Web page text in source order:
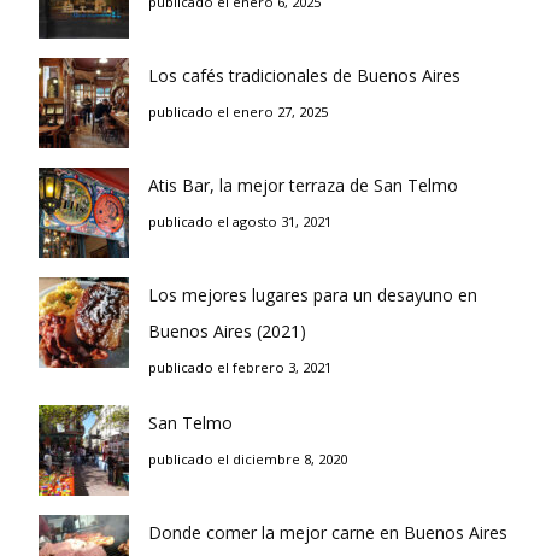
Los cafés tradicionales de Buenos Aires
publicado el enero 27, 2025
Atis Bar, la mejor terraza de San Telmo
publicado el agosto 31, 2021
Los mejores lugares para un desayuno en
Buenos Aires (2021)
publicado el febrero 3, 2021
San Telmo
publicado el diciembre 8, 2020
Donde comer la mejor carne en Buenos Aires